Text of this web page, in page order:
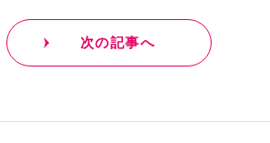
次の記事へ